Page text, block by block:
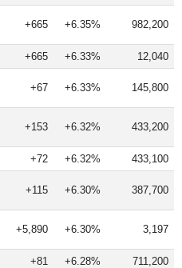
+665 +6.35% 982,200
+665 +6.33% 12,040
+67 +6.33% 145,800
+153 +6.32% 433,200
+72 +6.32% 433,100
+115 +6.30% 387,700
+5,890 +6.30% 3,197
+81 +6.28% 711,200